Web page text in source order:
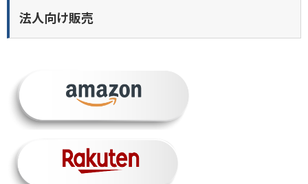
法人向け販売